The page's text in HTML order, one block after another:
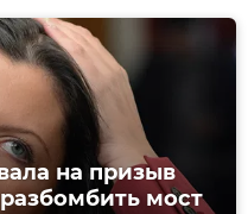
на призыв
мост